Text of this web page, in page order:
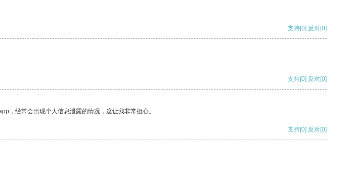
支持[0] 反对[0]
支持[0] 反对[0]
，经常会出现个人信息泄露的情况，这让我非常担心。
支持[0] 反对[0]